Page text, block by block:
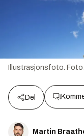
Illustrasjonsfoto. Foto:
Del
Martin